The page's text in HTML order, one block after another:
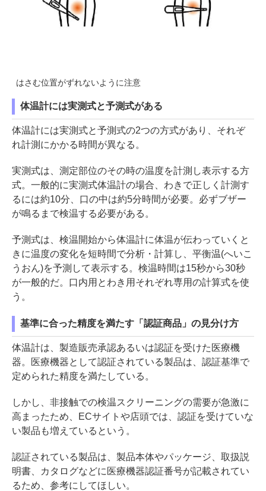
はさむ位置がずれないように注意
体温計には実測式と予測式がある
体温計には実測式と予測式の2つの方式があり、それぞ
れ計測にかかる時間が異なる。
実測式は、測定部位のその時の温度を計測し表示する方
式。一般的に実測式体温計の場合、わきで正しく計測す
るには約10分、口の中は約5分時間が必要。必ずブザー
が鳴るまで検温する必要がある。
予測式は、検温開始から体温計に体温が伝わっていくと
きに温度の変化を短時間で分析・計算し、平衡温(へいこ
うおん)を予測して表示する。検温時間は15秒から30秒
が一般的だ。口内用とわき用それぞれ専用の計算式を使
う。
基準に合った精度を満たす「認証商品」の見分け方
体温計は、製造販売承認あるいは認証を受けた医療機
器。医療機器として認証されている製品は、認証基準で
定められた精度を満たしている。
しかし、非接触での検温スクリーニングの需要が急激に
高まったため、ECサイトや店頭では、認証を受けていな
い製品も増えているという。
認証されている製品は、製品本体やパッケージ、取扱説
明書、カタログなどに医療機器認証番号が記載されてい
るため、参考にしてほしい。